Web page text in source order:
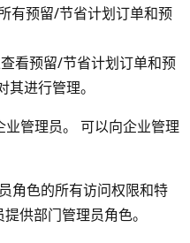
有预留/节省计划订单和预
看预留/节省计划订单和预
进行管理。
管理员。 可以向企业管理
角色的所有访问权限和特
供部门管理员角色。